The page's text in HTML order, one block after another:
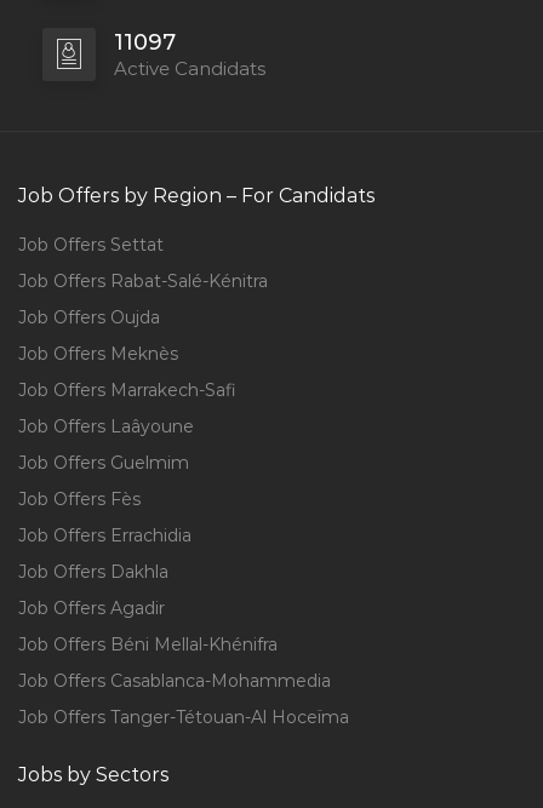
11097
Active Candidats
Job Offers by Region – For Candidats
Job Offers Settat
Job Offers Rabat-Salé-Kénitra
Job Offers Oujda
Job Offers Meknès
Job Offers Marrakech-Safi
Job Offers Laâyoune
Job Offers Guelmim
Job Offers Fès
Job Offers Errachidia
Job Offers Dakhla
Job Offers Agadir
Job Offers Béni Mellal-Khénifra
Job Offers Casablanca-Mohammedia
Job Offers Tanger-Tétouan-Al Hoceïma
Jobs by Sectors